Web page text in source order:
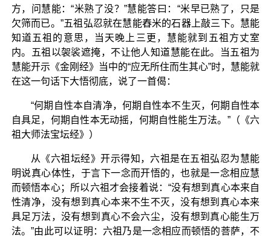
方，问慧能：“米熟了没？”慧能答曰：“米早已熟了，只是
欠筛而已。”五祖弘忍就在慧能舂米的石器上敲三下。慧能
知道五祖的意思，当天晚上三更，慧能就到五祖方丈室
内。五祖以袈裟遮掩，不让他人知道慧能在此。当五祖为
慧能开示《金刚经》当中的“应无所住而生其心”时，慧能就
在这一句话下大悟彻底，说了一首偈：
“何期自性本自清净，何期自性本不生灭，何期自性本
自具足，何期自性本无动摇，何期自性能生万法。”（《六
祖大师法宝坛经》）
从《六祖坛经》开示得知，六祖是在五祖弘忍为慧能
明说真心体性，于言下一念而开悟的，也就是一念相应慧
而顿悟本心；所以六祖才会接着说：“没有想到真心本来自
性清净，没有想到真心本来不生不灭，没有想到真心本来
具足万法，没有想到真心不会六尘，没有想到真心能生万
法。”由此可以证明：六祖乃是一念相应而顿悟的菩萨，不